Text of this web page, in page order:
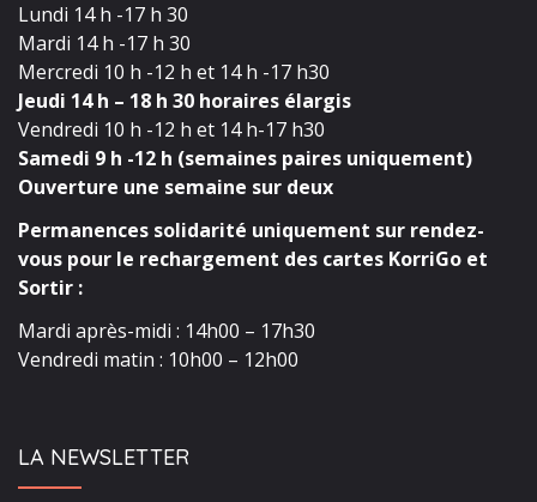
Lundi 14 h -17 h 30
Mardi 14 h -17 h 30
Mercredi 10 h -12 h et 14 h -17 h30
Jeudi 14 h – 18 h 30 horaires élargis
Vendredi 10 h -12 h et 14 h-17 h30
Samedi 9 h -12 h (semaines paires uniquement)
Ouverture une semaine sur deux
Permanences solidarité uniquement sur rendez-
vous pour le rechargement des cartes KorriGo et
Sortir :
Mardi après-midi : 14h00 – 17h30
Vendredi matin : 10h00 – 12h00
LA NEWSLETTER